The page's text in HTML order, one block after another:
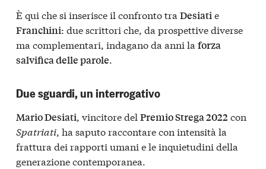
È qui che si inserisce il confronto tra Desiatie
Franchini: due scrittori che, da prospettive diverse
ma complementari, indagano da anni la forza
salvifica delle parole.
Due sguardi, un interrogativo
Mario Desiati, vincitore del Premio Strega 2022 con
Spatriati, ha saputo raccontare con intensità la
frattura dei rapporti umani e le inquietudini della
generazione contemporanea.